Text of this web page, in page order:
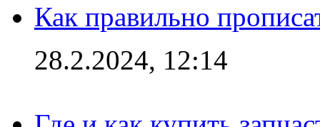
Как правильно
28.2.2024, 12:14